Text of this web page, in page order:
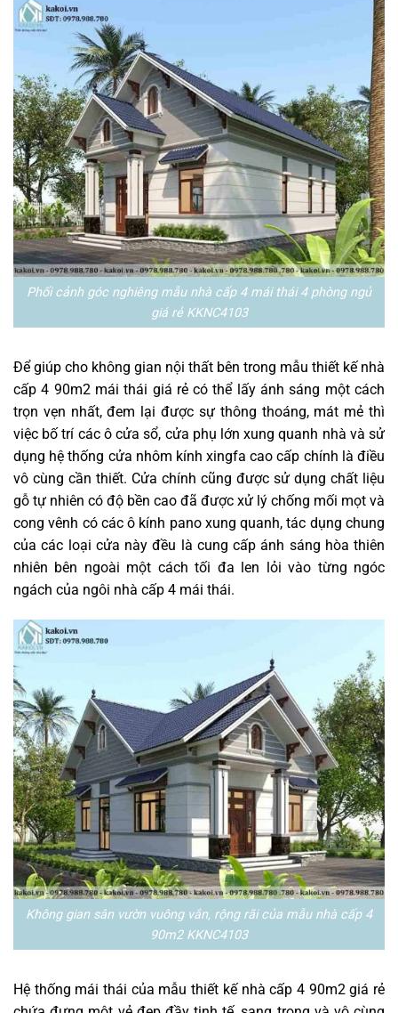
Phối cảnh góc nghiêng mẫu nhà cấp 4 mái thái 4 phòng ngủ
giá rẻ KKNC4103
Để giúp cho không gian nội thất bên trong mẫu thiết kế nhà
cấp 4 90m2 mái thái giá rẻ có thể lấy ánh sáng một cách
trọn vẹn nhất, đem lại được sự thông thoáng, mát mẻ thì
việc bố trí các ô cửa sổ, cửa phụ lớn xung quanh nhà và sử
dụng hệ thống cửa nhôm kính xingfa cao cấp chính là điều
vô cùng cần thiết. Cửa chính cũng được sử dụng chất liệu
gỗ tự nhiên có độ bền cao đã được xử lý chống mối mọt và
cong vênh có các ô kính pano xung quanh, tác dụng chung
của các loại cửa này đều là cung cấp ánh sáng hòa thiên
nhiên bên ngoài một cách tối đa len lỏi vào từng ngóc
ngách của ngôi nhà cấp 4 mái thái.
Không gian sân vườn vuông vắn, rộng rãi của mẫu nhà cấp 4
90m2 KKNC4103
Hệ thống mái thái của mẫu thiết kế nhà cấp 4 90m2 giá rẻ